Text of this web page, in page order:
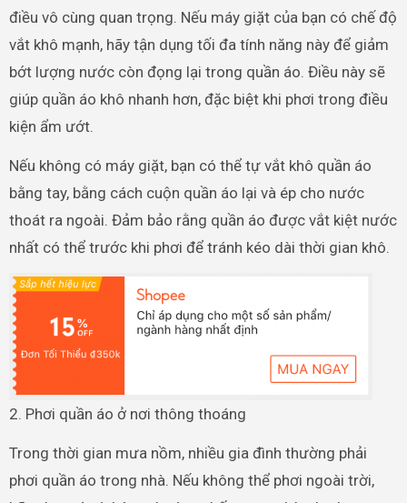
điều vô cùng quan trọng. Nếu máy giặt của bạn có chế độ
vắt khô mạnh, hãy tận dụng tối đa tính năng này để giảm
bớt lượng nước còn đọng lại trong quần áo. Điều này sẽ
giúp quần áo khô nhanh hơn, đặc biệt khi phơi trong điều
kiện ẩm ướt.
Nếu không có máy giặt, bạn có thể tự vắt khô quần áo
bằng tay, bằng cách cuộn quần áo lại và ép cho nước
thoát ra ngoài. Đảm bảo rằng quần áo được vắt kiệt nước
nhất có thể trước khi phơi để tránh kéo dài thời gian khô.
2. Phơi quần áo ở nơi thông thoáng
Trong thời gian mưa nồm, nhiều gia đình thường phải
phơi quần áo trong nhà. Nếu không thể phơi ngoài trời,